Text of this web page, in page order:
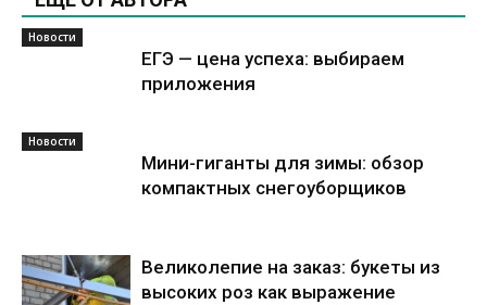
Новости
ЕГЭ — цена успеха: выбираем
приложения
Новости
Мини-гиганты для зимы: обзор
компактных снегоуборщиков
Великолепие на заказ: букеты из
высоких роз как выражение